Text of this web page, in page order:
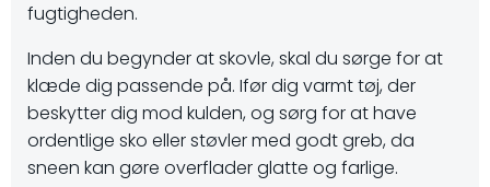
fugtigheden.
Inden du begynder at skovle, skal du sørge for at
klæde dig passende på. Ifør dig varmt tøj, der
beskytter dig mod kulden, og sørg for at have
ordentlige sko eller støvler med godt greb, da
sneen kan gøre overflader glatte og farlige.